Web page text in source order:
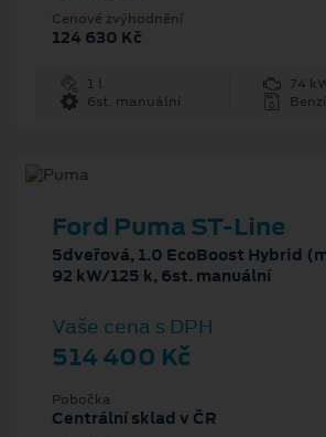
Cenové zvýhodnění
124 630 Kč
1 l
74
6st. manuální
Ford Puma ST-Line
5dveřová, 1.0 EcoBoost Hybrid
92 kW/125 k, 6st. manuální
Vaše cena s DPH
514 400 Kč
Pobočka
Centrální sklad v ČR